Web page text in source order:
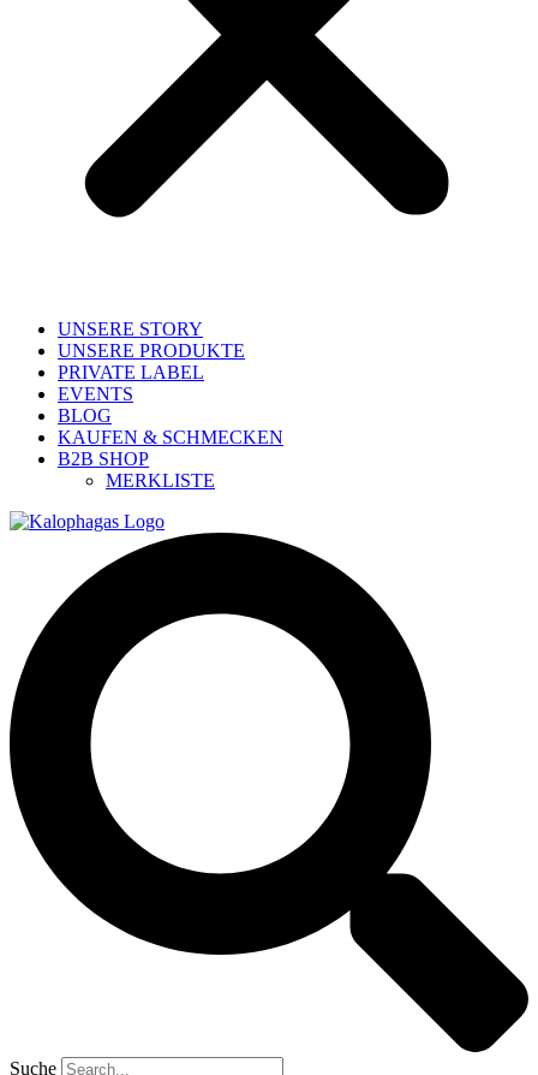
UNSERE STORY
UNSERE PRODUKTE
PRIVATE LABEL
EVENTS
BLOG
KAUFEN & SCHMECKEN
B2B SHOP
MERKLISTE
Suche